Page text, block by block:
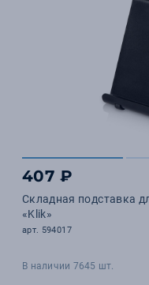
407 ₽
Складная подставка
«Klik»
арт. 594017
В наличии 7645 шт.